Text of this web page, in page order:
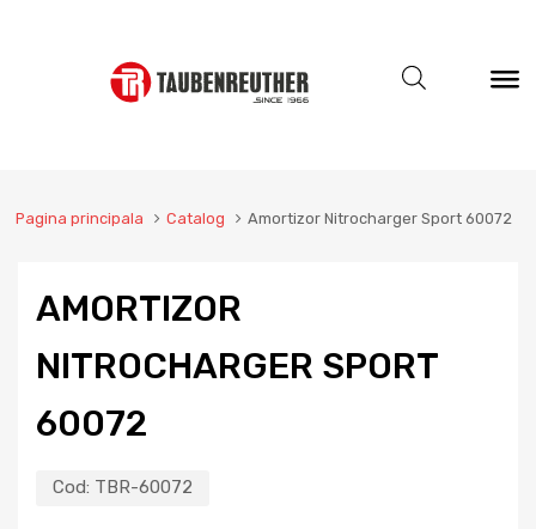
Pagina principala Catalog Amortizor Nitrocharger Sport 60072
AMORTIZOR
NITROCHARGER SPORT
60072
Cod: TBR-60072